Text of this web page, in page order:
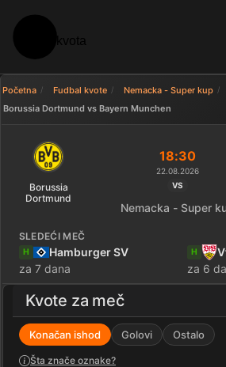
Početna Fudbal kvote
Nemacka - Super kup
Borussia Dortmund vs Bayern Munchen
Uporedi kvote:
Borussia
Dortmund
18:30
22.08.2026
VS
Nemacka - Super
SLEDEĆI MEČ
H
Hamburger SV
za 7 dana
H
za 6
Kvote za meč
Konačan ishod Golovi Ostalo
Šta znače oznake?